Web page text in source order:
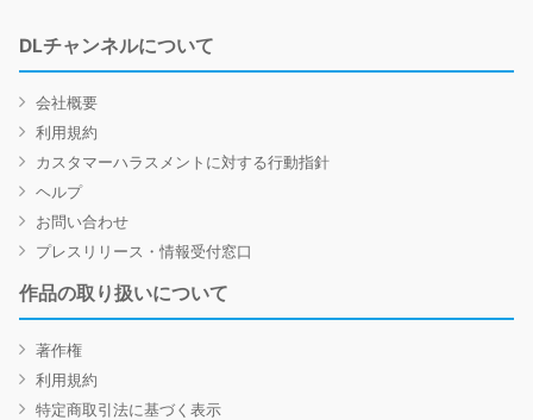
DLチャンネルについて
会社概要
利用規約
カスタマーハラスメントに対する行動指針
ヘルプ
お問い合わせ
プレスリリース・情報受付窓口
作品の取り扱いについて
著作権
利用規約
特定商取引法に基づく表示